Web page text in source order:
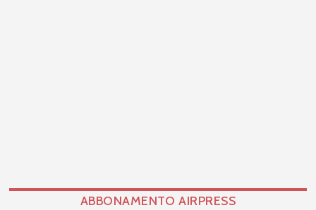
ABBONAMENTO AIRPRESS